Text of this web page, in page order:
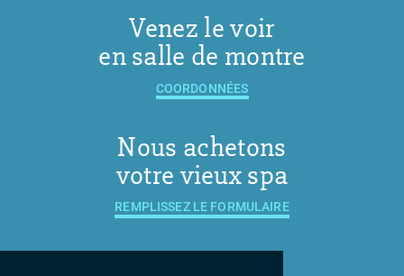
Venez le voir
en salle de montre
COORDONNÉES
Nous achetons
votre vieux spa
REMPLISSEZ LE FORMULAIRE